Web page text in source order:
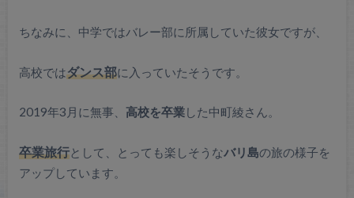
ちなみに、中学ではバレー部に所属していた彼女ですが、
高校ではダンス部に入っていたそうです。
2019年3月に無事、 高校を卒業した中町綾さん。
卒業旅行として、とっても楽しそうなバリ島の旅の様子を
アップしています。